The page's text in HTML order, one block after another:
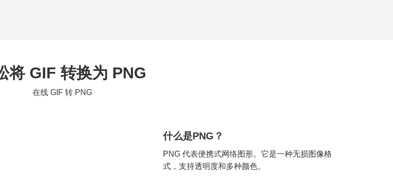
将 GIF 转换为 PNG
在线 GIF 转 PNG
什么是PNG？
PNG 代表便携式网络图形。它是一种无损图像格
式，支持透明度和多种颜色。